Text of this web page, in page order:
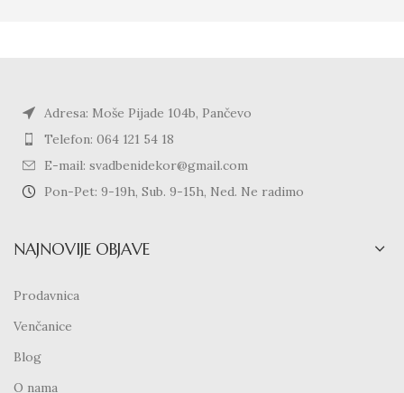
Adresa: Moše Pijade 104b, Pančevo
Telefon: 064 121 54 18
E-mail: svadbenidekor@gmail.com
Pon-Pet: 9-19h, Sub. 9-15h, Ned. Ne radimo
NAJNOVIJE OBJAVE
Prodavnica
Venčanice
Blog
O nama